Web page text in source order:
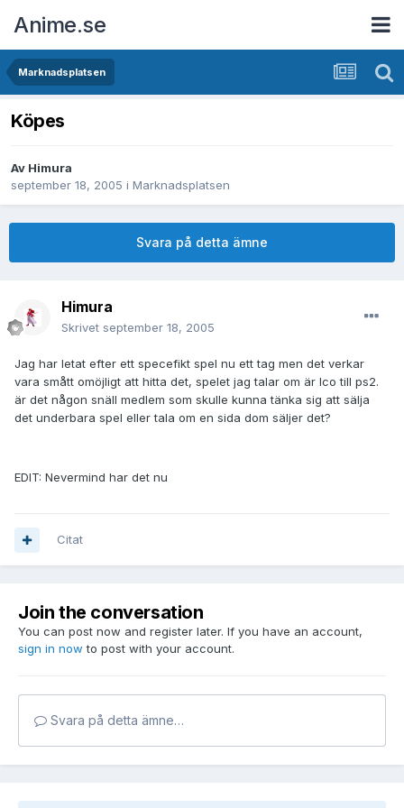
Anime.se
Marknadsplatsen
Köpes
Av Himura
september 18, 2005 i Marknadsplatsen
Svara på detta ämne
Himura
Skrivet september 18, 2005
Jag har letat efter ett specefikt spel nu ett tag men det verkar
vara smått omöjligt att hitta det, spelet jag talar om är Ico till ps2.
är det någon snäll medlem som skulle kunna tänka sig att sälja
det underbara spel eller tala om en sida dom säljer det?
EDIT: Nevermind har det nu
Citat
Join the conversation
You can post now and register later. If you have an account,
sign in now to post with your account.
Svara på detta ämne…